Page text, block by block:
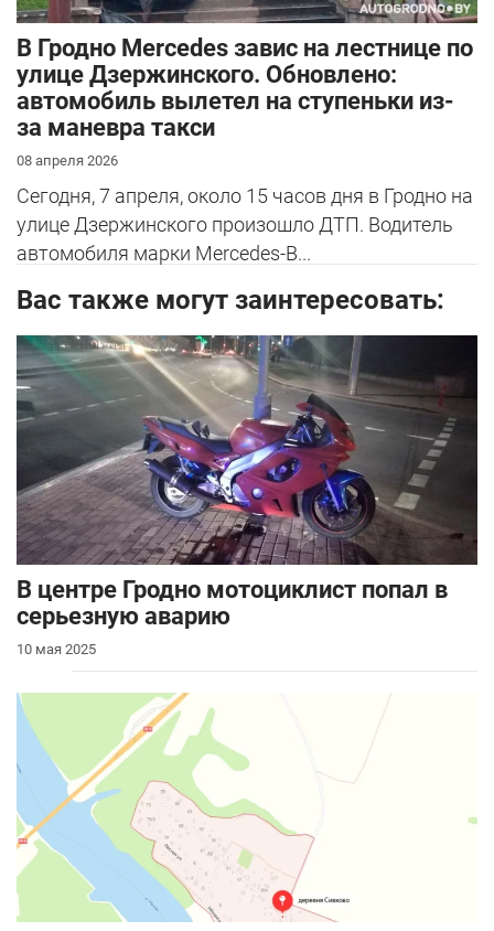
В Гродно Mercedes завис на лестнице по
улице Дзержинского. Обновлено:
автомобиль вылетел на ступеньки из-
за маневра такси
08 апреля 2026
Сегодня, 7 апреля, около 15 часов дня в Гродно на
улице Дзержинского произошло ДТП. Водитель
автомобиля марки Mercedes-B...
Вас также могут заинтересовать:
В центре Гродно мотоциклист попал в
серьезную аварию
10 мая 2025